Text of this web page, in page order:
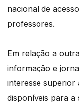
nacional de
professores.
Em relação a
informação e
interesse superior
disponíveis para a